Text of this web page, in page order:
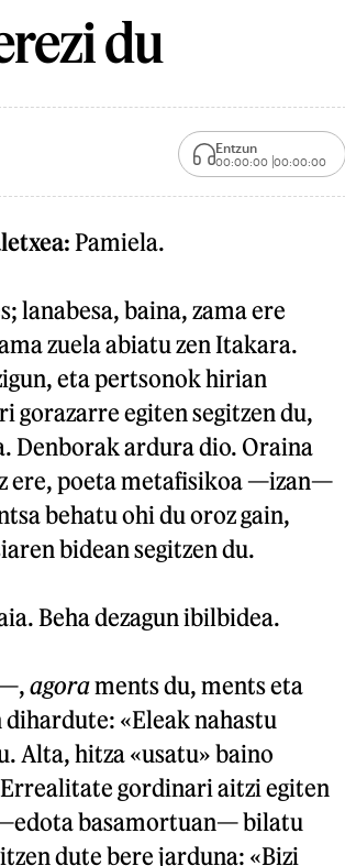
du
Entzun
00:00:00 00:00:00
Pamiela.
lanabesa, baina, zama ere
zuela abiatu zen Itakara.
eta pertsonok hirian
gorazarre egiten segitzen du,
Denborak ardura dio. Oraina
ere, poeta metafisikoa —izan—
behatu ohi du oroz gain,
bidean segitzen du.
Beha dezagun ibilbidea.
agoraments du, ments eta
«Eleak nahastu
Alta, hitza «usatu» baino
gordinari aitzi egiten
basamortuan— bilatu
dute bere jarduna: «Bizi